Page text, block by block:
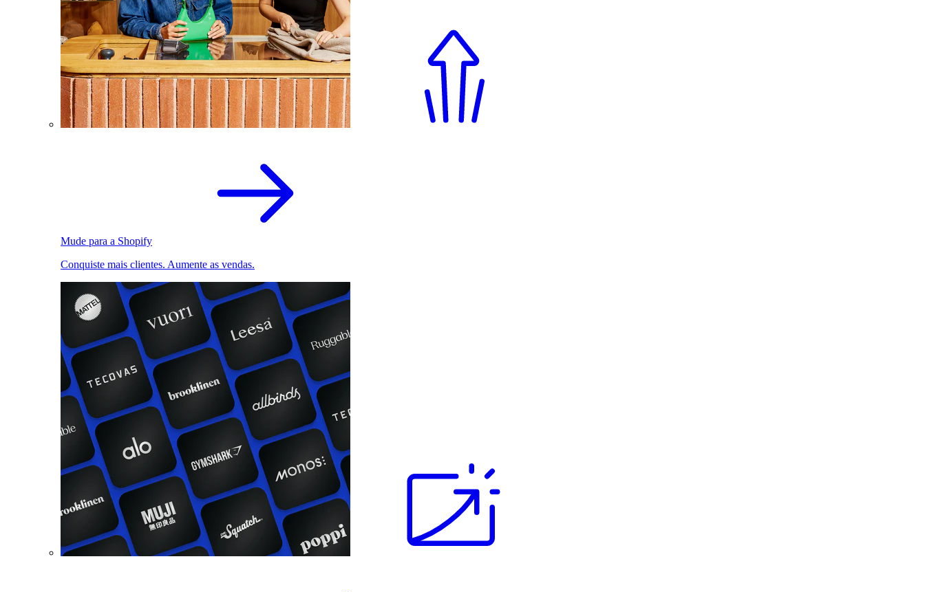
Mude para a Shopify
Conquiste mais clientes. Aumente as vendas.